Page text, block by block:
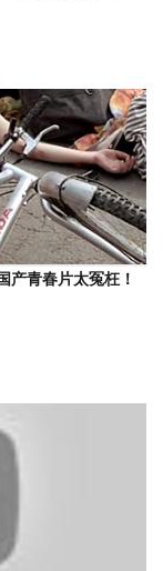
产青春片太冤枉！